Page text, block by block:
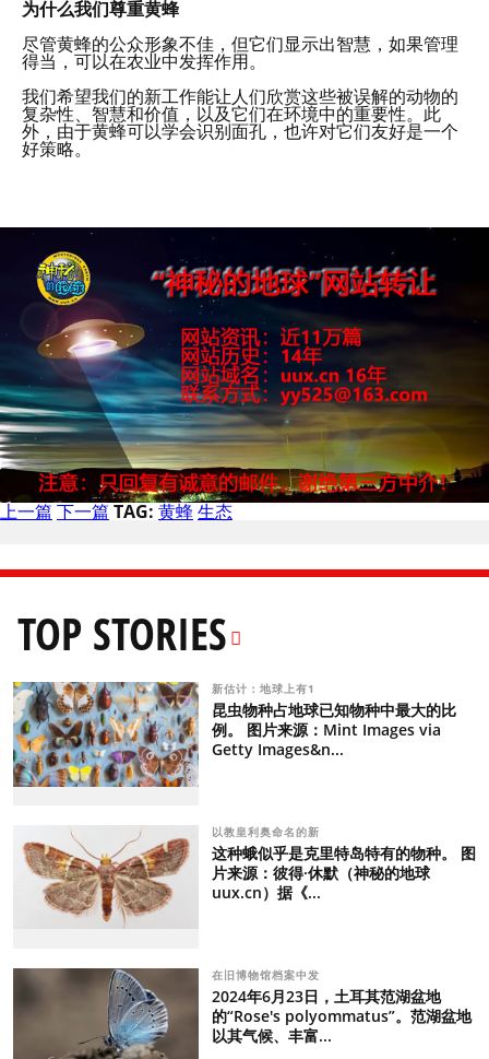
为什么我们尊重黄蜂
尽管黄蜂的公众形象不佳，但它们显示出智慧，如果管理
得当，可以在农业中发挥作用。
我们希望我们的新工作能让人们欣赏这些被误解的动物的
复杂性、智慧和价值，以及它们在环境中的重要性。此
外，由于黄蜂可以学会识别面孔，也许对它们友好是一个
好策略。
上一篇 下一篇 TAG: 黄蜂生态
TOP STORIES
新估计：地球上有1
昆虫物种占地球已知物种中最大的比
例。 图片来源：Mint Images via
Getty Images&n...
以教皇利奥命名的新
这种蛾似乎是克里特岛特有的物种。 图
片来源：彼得·休默（神秘的地球
uux.cn）据《...
在旧博物馆档案中发
2024年6月23日，土耳其范湖盆地
的“Rose's polyommatus”。范湖盆地
以其气候、丰富...